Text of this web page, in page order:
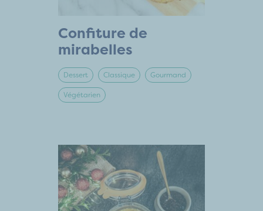
Confiture de
mirabelles
Dessert Classique Gourmand
Végétarien